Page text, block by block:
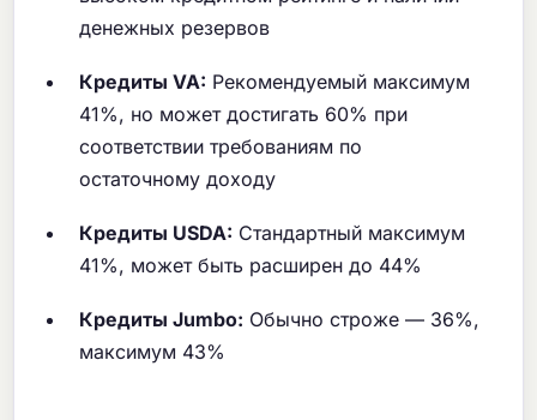
денежных резервов
Кредиты VA: Рекомендуемый максимум
41%, но может достигать 60% при
соответствии требованиям по
остаточному доходу
Кредиты USDA: Стандартный максимум
41%, может быть расширен до 44%
Кредиты Jumbo: Обычно строже — 36%,
максимум 43%